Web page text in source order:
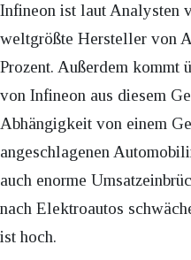
Infineon ist laut Analysten
weltgrößte Hersteller von
Prozent. Außerdem kommt
von Infineon aus diesem
Abhängigkeit von einem
angeschlagenen
auch enorme
nach Elektroautos
ist hoch.